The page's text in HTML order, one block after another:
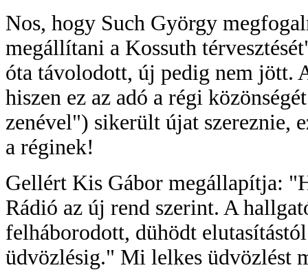
Nos, hogy Such György
megállítani a Kossuth
óta távolodott, új pedig nem jött.
hiszen ez az adó a régi
zenével") sikerült újat szereznie,
a réginek!
Gellért Kis Gábor megállapítja:
Rádió az új rend szerint. A
felháborodott, dühödt
üdvözlésig." Mi lelkes üdvözlést